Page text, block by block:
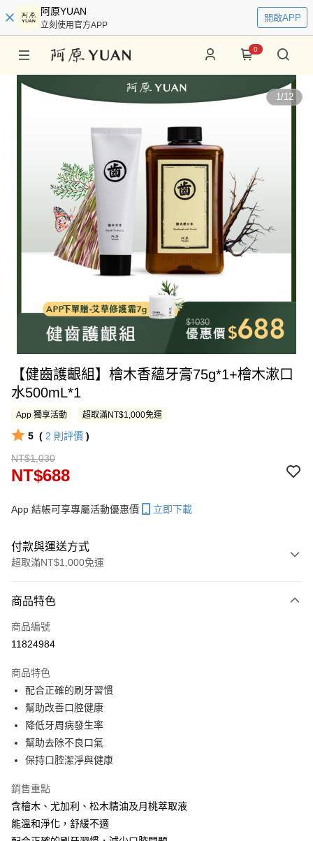
阿原YUAN
立刻使用官方APP
開啟APP
0
1/12
【健齒護齦組】檜木香蘊牙膏75g*1+檜木漱口
水500mL*1
App 獨享活動 超取滿NT$1,000免運
5 ( 2 則評價 )
NT$1,030
NT$688
App 結帳可享專屬活動優惠價 立即下載
付款與運送方式
超取滿NT$1,000免運
信用卡一次付款
LINE Pay
街口支付
悠遊付
全盈+PAY
大哥付你分期
相關說明
1.本服務由台灣大哥大提供，台灣大哥大用戶可立即使用無須另外申請。
2.付款方式選擇「大哥付你分期」，訂單成立後會自動跳轉到大哥付的交易
流程，驗證手機門號後，選擇欲分期的期數、繳款截止日，確認付款後即完
AFTEE先享後付
相關說明
商品特色
商品編號
11824984
商品特色
配合正確的刷牙習慣
幫助改善口腔健康
降低牙周病發生率
幫助去除不良口氣
保持口腔潔淨與健康
銷售重點
含檜木、尤加利、松木精油及月桃萃取液
能溫和淨化，舒緩不適